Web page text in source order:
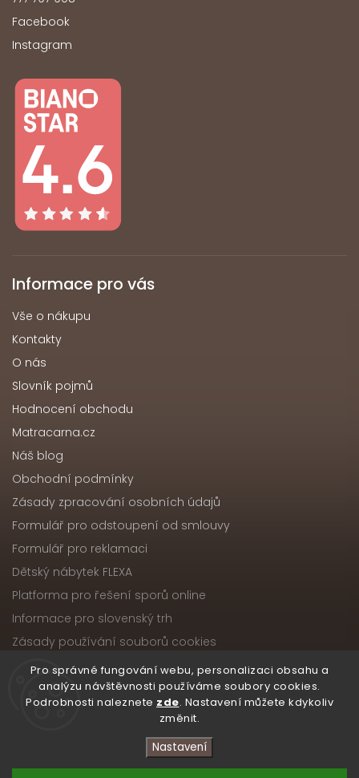
Pro správné fungování webu, personalizaci obsahu a
analýzu návštěvnosti používáme soubory cookies.
Podrobnosti naleznete zde. Nastavení můžete kdykoliv
změnit.
Nastavení
Facebook
Instagram
Informace pro vás
Vše o nákupu
Kontakty
O nás
Slovník pojmů
Hodnocení obchodu
Matracarna.cz
Náš blog
Obchodní podmínky
Zásady zpracování osobních údajů
Formulář pro odstoupení od smlouvy
Formulář pro reklamaci
Dětský nábytek FLEXA
Platforma pro řešení sporů online
Informace pro slovenský trh
Zásady používání souborů cookies
Copyright 2026Nábytek ATIKA, s.r.o.. Všechna práva
vyhrazena.
Upravit nastavení cookies
VytvořilShoptet| DesignShoptak.cz